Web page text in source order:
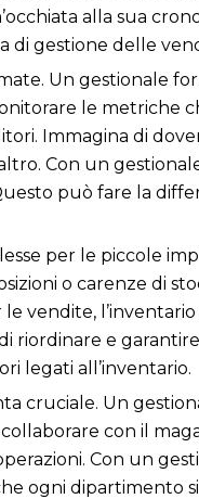
alla sua
di gestione delle
Un gestionale
le metriche
Immagina di
Con un
può fare la
per le piccole
o carenze di
vendite,
riordinare e
legati all’inventario.
cruciale. Un
con il
Con un
ogni dipartimento